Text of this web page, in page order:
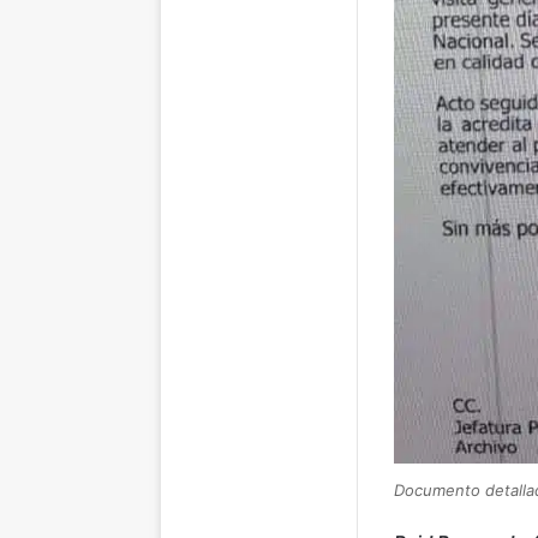
Documento